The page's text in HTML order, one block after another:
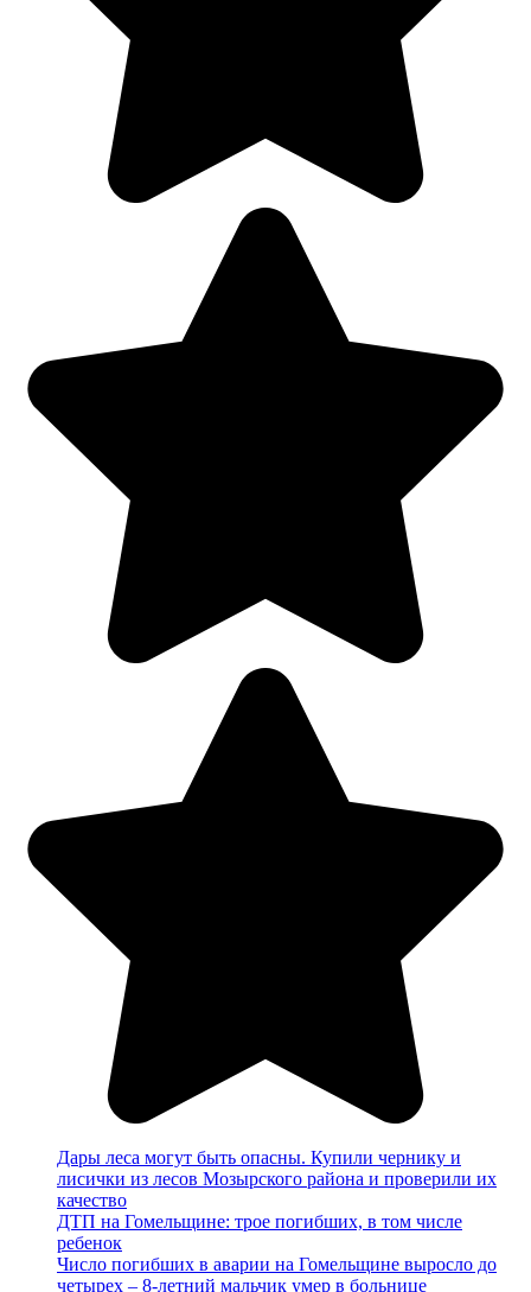
Дары леса могут быть опасны. Купили чернику и
лисички из лесов Мозырского района и проверили их
качество
ДТП на Гомельщине: трое погибших, в том числе
ребенок
Число погибших в аварии на Гомельщине выросло до
четырех – 8-летний мальчик умер в больнице